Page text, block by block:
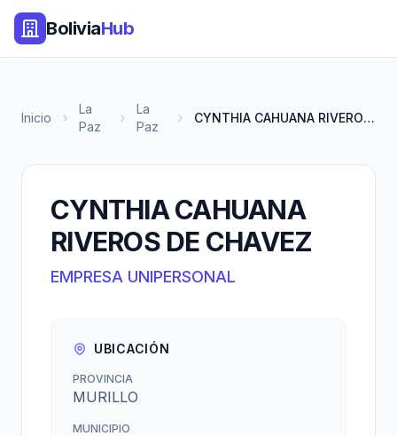
BoliviaHub
Inicio
La
Paz
La
Paz
CYNTHIA CAHUANA RIVEROS DE CHA...
CYNTHIA CAHUANA
RIVEROS DE CHAVEZ
EMPRESA UNIPERSONAL
UBICACIÓN
PROVINCIA
MURILLO
MUNICIPIO